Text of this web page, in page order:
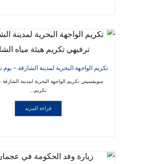
تكريم الواجهة البحرية لمدينة الشارقة –
سويفسيتي تكريم الواجهة البحرية لمدينة
تكريم...
قراءة المزيد